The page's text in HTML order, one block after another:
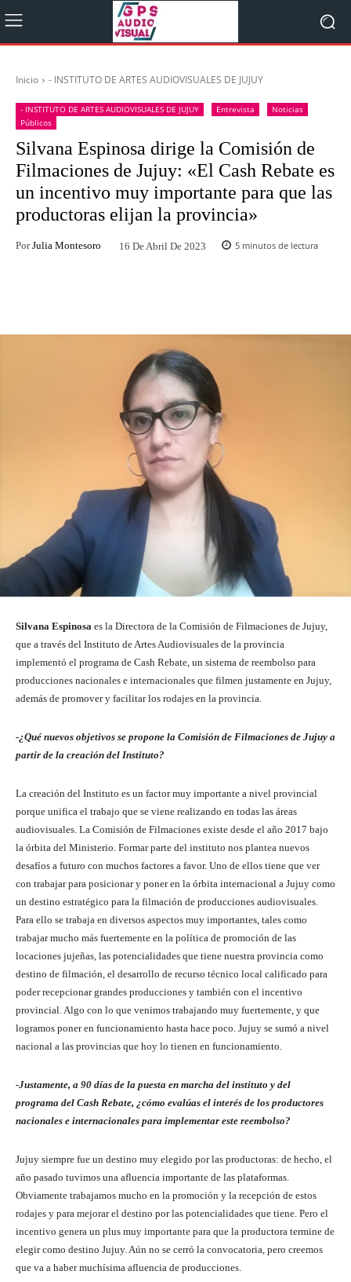
Inicio - INSTITUTO DE ARTES AUDIOVISUALES DE JUJUY
- INSTITUTO DE ARTES AUDIOVISUALES DE JUJUY Entrevista
Noticias
Públicos
Silvana Espinosa dirige la Comisión de
Filmaciones de Jujuy: «El Cash Rebate es
un incentivo muy importante para que las
productoras elijan la provincia»
Por Julia Montesoro 16 De Abril De 2023 5 minutos de lectura
Silvana Espinosa es la Directora de la Comisión de Filmaciones de Jujuy,
que a través del Instituto de Artes Audiovisuales de la provincia
implementó el programa de Cash Rebate, un sistema de reembolso para
producciones nacionales e internacionales que filmen justamente en Jujuy,
además de promover y facilitar los rodajes en la provincia.
-¿Qué nuevos objetivos se propone la Comisión de Filmaciones de Jujuy a
partir de la creación del Instituto?
La creación del Instituto es un factor muy importante a nivel provincial
porque unifica el trabajo que se viene realizando en todas las áreas
audiovisuales. La Comisión de Filmaciones existe desde el año 2017 bajo
la órbita del Ministerio. Formar parte del instituto nos plantea nuevos
desafíos a futuro con muchos factores a favor. Uno de ellos tiene que ver
con trabajar para posicionar y poner en la órbita internacional a Jujuy como
un destino estratégico para la filmación de producciones audiovisuales.
Para ello se trabaja en diversos aspectos muy importantes, tales como
trabajar mucho más fuertemente en la política de promoción de las
locaciones jujeñas, las potencialidades que tiene nuestra provincia como
destino de filmación, el desarrollo de recurso técnico local calificado para
poder recepcionar grandes producciones y también con el incentivo
provincial. Algo con lo que venimos trabajando muy fuertemente, y que
logramos poner en funcionamiento hasta hace poco. Jujuy se sumó a nivel
nacional a las provincias que hoy lo tienen en funcionamiento.
-Justamente, a 90 días de la puesta en marcha del instituto y del
programa del Cash Rebate, ¿cómo evalúas el interés de los productores
nacionales e internacionales para implementar este reembolso?
Jujuy siempre fue un destino muy elegido por las productoras: de hecho, el
año pasado tuvimos una afluencia importante de las plataformas.
Obviamente trabajamos mucho en la promoción y la recepción de estos
rodajes y para mejorar el destino por las potencialidades que tiene. Pero el
incentivo genera un plus muy importante para que la productora termine de
elegir como destino Jujuy. Aún no se cerró la convocatoria, pero creemos
que va a haber muchísima afluencia de producciones.